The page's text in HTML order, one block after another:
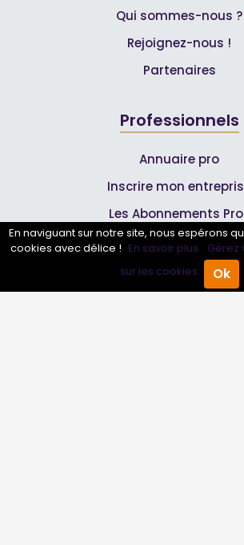
Annuaire Pro Agenda
Qui sommes-nous ?
Rejoignez-nous !
Partenaires
Professionnels
Annuaire pro
Inscrire mon
Les Abonnements
Infos
En naviguant sur notre site, nous espérons
cookies avec délice ! En savoir plus. Gérez
sur les cookies.
Ok